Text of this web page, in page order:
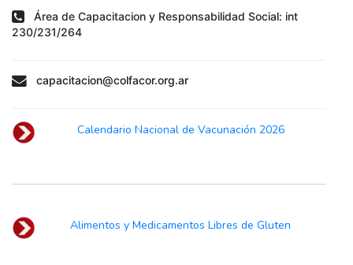
Área de Capacitacion y Responsabilidad Social: int
230/231/264
capacitacion@colfacor.org.ar
Calendario Nacional de Vacunación 2026
Alimentos y Medicamentos Libres de Gluten